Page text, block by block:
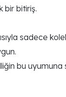
bir bitiriş.
sadece
bu uyumuna